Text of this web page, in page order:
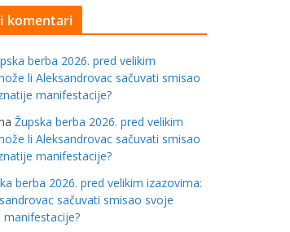
komentari
berba 2026. pred velikim
li Aleksandrovac sačuvati smisao
manifestacije?
Župska berba 2026. pred velikim
li Aleksandrovac sačuvati smisao
manifestacije?
berba 2026. pred velikim izazovima:
sačuvati smisao svoje